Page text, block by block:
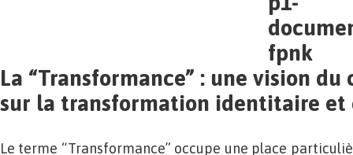
La “Transformance” : une vision
sur la transformation identitaire
Le terme “Transformance” occupe une place